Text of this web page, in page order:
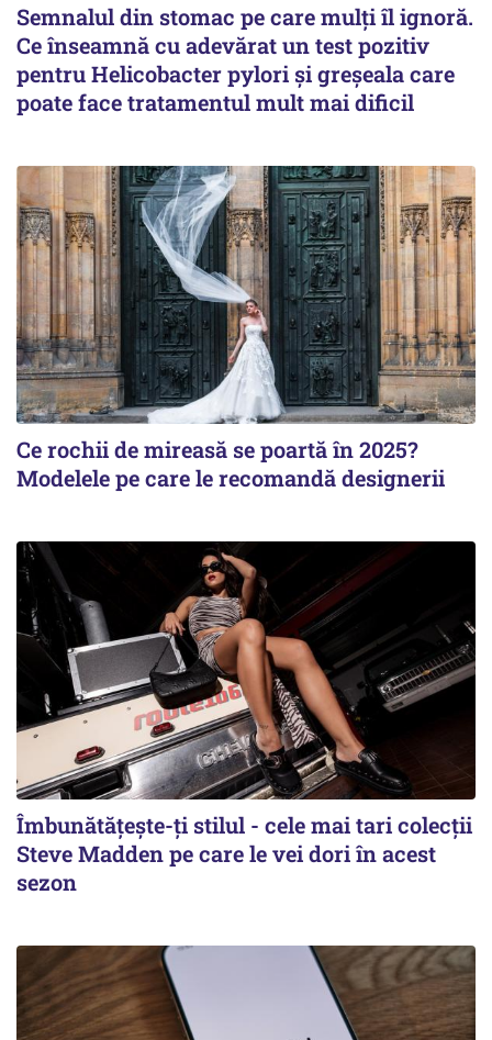
Semnalul din stomac pe care mulți îl ignoră.
Ce înseamnă cu adevărat un test pozitiv
pentru Helicobacter pylori și greșeala care
poate face tratamentul mult mai dificil
Ce rochii de mireasă se poartă în 2025?
Modelele pe care le recomandă designerii
Îmbunătățește-ți stilul - cele mai tari colecții
Steve Madden pe care le vei dori în acest
sezon